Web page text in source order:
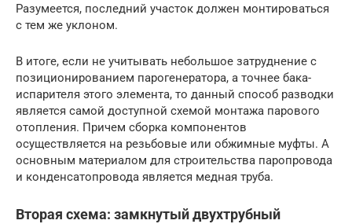
Разумеется, последний участок должен монтироваться
с тем же уклоном.
В итоге, если не учитывать небольшое затруднение с
позиционированием парогенератора, а точнее бака-
испарителя этого элемента, то данный способ разводки
является самой доступной схемой монтажа парового
отопления. Причем сборка компонентов
осуществляется на резьбовые или обжимные муфты. А
основным материалом для строительства паропровода
и конденсатопровода является медная труба.
Вторая схема: замкнутый двухтрубный